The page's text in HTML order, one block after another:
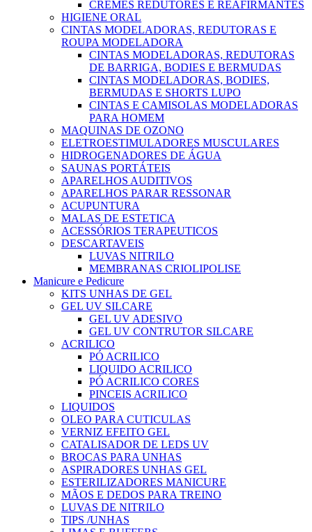
CREMES REDUTORES E REAFIRMANTES
HIGIENE ORAL
CINTAS MODELADORAS, REDUTORAS E
ROUPA MODELADORA
CINTAS MODELADORAS, REDUTORAS
DE BARRIGA, BODIES E BERMUDAS
CINTAS MODELADORAS, BODIES,
BERMUDAS E SHORTS LUPO
CINTAS E CAMISOLAS MODELADORAS
PARA HOMEM
MAQUINAS DE OZONO
ELETROESTIMULADORES MUSCULARES
HIDROGENADORES DE ÁGUA
SAUNAS PORTÁTEIS
APARELHOS AUDITIVOS
APARELHOS PARAR RESSONAR
ACUPUNTURA
MALAS DE ESTETICA
ACESSÓRIOS TERAPEUTICOS
DESCARTAVEIS
LUVAS NITRILO
MEMBRANAS CRIOLIPOLISE
Manicure e Pedicure
KITS UNHAS DE GEL
GEL UV SILCARE
GEL UV ADESIVO
GEL UV CONTRUTOR SILCARE
ACRILICO
PÓ ACRILICO
LIQUIDO ACRILICO
PÓ ACRILICO CORES
PINCEIS ACRILICO
LIQUIDOS
OLEO PARA CUTICULAS
VERNIZ EFEITO GEL
CATALISADOR DE LEDS UV
BROCAS PARA UNHAS
ASPIRADORES UNHAS GEL
ESTERILIZADORES MANICURE
MÃOS E DEDOS PARA TREINO
LUVAS DE NITRILO
TIPS /UNHAS